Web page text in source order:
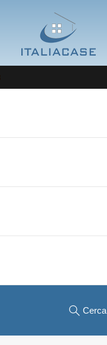
Cerca